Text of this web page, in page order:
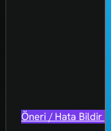
Öneri / Hata Bildir